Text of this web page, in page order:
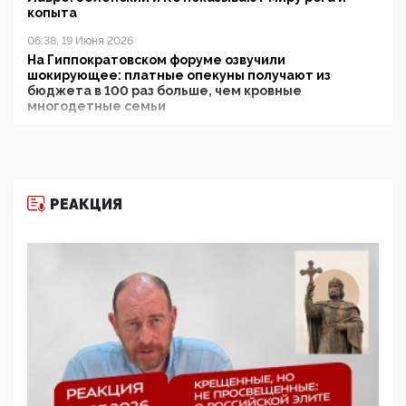
копыта
06:38, 19 Июня 2026
На Гиппократовском форуме озвучили
шокирующее: платные опекуны получают из
бюджета в 100 раз больше, чем кровные
многодетные семьи
11:53, 09 Июня 2026
деятельность ИИТО ЮНЕСКО в России, но
цифроглобалисты продолжают определять
повестку в образовании
09:43, 01 Июня 2026
5G за счет здоровья граждан: Минцифры намерено
отобрать у регионов и муниципалитетов право
защищать жилые дома и социальные объекты от
05:58, 26 Мая 2026
РЕАКЦИЯ